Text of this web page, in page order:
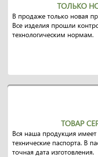
ТОЛЬКО
В продаже только новая
Все изделия прошли
технологическим нормам.
ТОВАР
Вся наша продукция имеет
технические паспорта. В
точная дата изготовления.